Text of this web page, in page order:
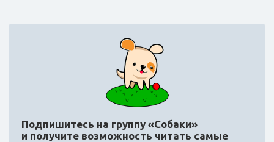
Подпишитесь на группу «Собаки»
и получите возможность читать самые